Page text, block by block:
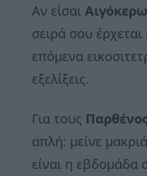
Αν είσαι
σειρά σου
επόμενα
εξελίξεις.
Για τους
απλή: μείνε
είναι η εβδομάδα